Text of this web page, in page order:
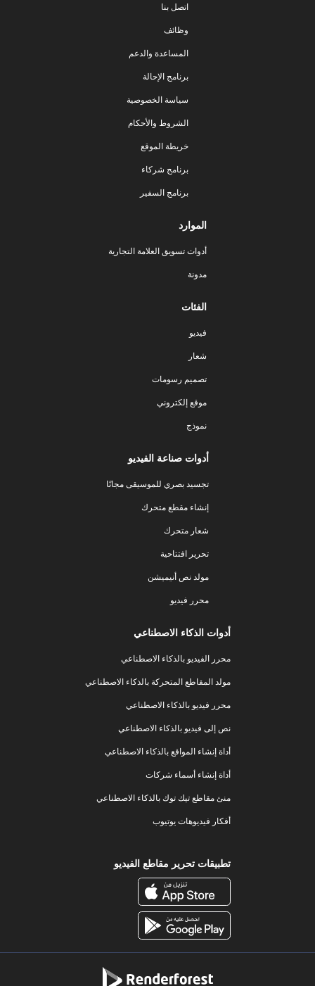
اتصل بنا
وظائف
المساعدة والدعم
برنامج الإحالة
سياسة الخصوصية
الشروط والأحكام
خريطة الموقع
برنامج شركاء
برنامج السفير
الموارد
أدوات تسويق العلامة التجارية
مدونة
الفئات
فيديو
شعار
تصميم رسومات
موقع إلكتروني
نموذج
أدوات صناعة الفيديو
تجسيد بصري للموسيقى مجانًا
إنشاء مقطع متحرك
شعار متحرك
تحرير افتتاحية
مولد نص أنيميشن
محرر فيديو
أدوات الذكاء الاصطناعي
محرر الفيديو بالذكاء الاصطناعي
مولد المقاطع المتحركة بالذكاء الاصطناعي
محرر فيديو بالذكاء الاصطناعي
نص إلى فيديو بالذكاء الاصطناعي
أداة إنشاء المواقع بالذكاء الاصطناعي
أداة إنشاء أسماء شركات
منئ مقاطع تيك توك بالذكاء الاصطناعي
أفكار فيديوهات يوتيوب
تطبيقات تحرير مقاطع الفيديو